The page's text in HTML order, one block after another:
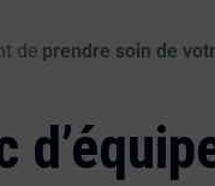
de prendre soin de